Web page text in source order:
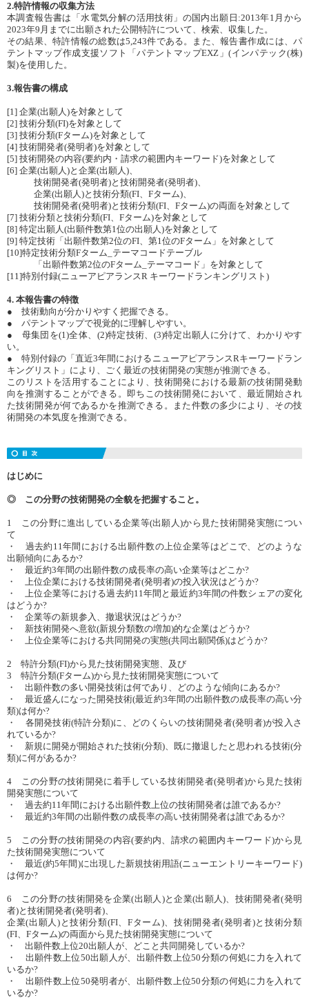
2.特許情報の収集方法
本調査報告書は「水電気分解の活用技術」の国内出願日:2013年1月から
2023年9月までに出願された公開特許について、検索、収集した。
その結果、特許情報の総数は5,243件である。また、報告書作成には、パ
テントマップ作成支援ソフト「パテントマップEXZ」(インパテック(株)
製)を使用した。
3.報告書の構成
[1] 企業(出願人)を対象として
[2] 技術分類(FI)を対象として
[3] 技術分類(Fターム)を対象として
[4] 技術開発者(発明者)を対象として
[5] 技術開発の内容(要約内・請求の範囲内キーワード)を対象として
[6] 企業(出願人)と企業(出願人)、
技術開発者(発明者)と技術開発者(発明者)、
企業(出願人)と技術分類(FI、Fターム)、
技術開発者(発明者)と技術分類(FI、Fターム)の両面を対象として
[7] 技術分類と技術分類(FI、Fターム)を対象として
[8] 特定出願人(出願件数第1位の出願人)を対象として
[9] 特定技術「出願件数第2位のFI、第1位のFターム」を対象として
[10]特定技術分類Fターム_テーマコードテーブル
「出願件数第2位のFターム_テーマコード」を対象として
[11]特別付録(ニューアピアランスR キーワードランキングリスト)
4. 本報告書の特徴
● 技術動向が分かりやすく把握できる。
● パテントマップで視覚的に理解しやすい。
● 母集団を(1)全体、(2)特定技術、(3)特定出願人に分けて、わかりやす
い。
● 特別付録の「直近3年間におけるニューアピアランスRキーワードラン
キングリスト」により、ごく最近の技術開発の実態が推測できる。
このリストを活用することにより、技術開発における最新の技術開発動
向を推測することができる。即ちこの技術開発において、最近開始され
た技術開発が何であるかを推測できる。また件数の多少により、その技
術開発の本気度を推測できる。
はじめに
◎ この分野の技術開発の全貌を把握すること。
1 この分野に進出している企業等(出願人)から見た技術開発実態につい
て
・ 過去約11年間における出願件数の上位企業等はどこで、どのような
出願傾向にあるか?
・ 最近約3年間の出願件数の成長率の高い企業等はどこか?
・ 上位企業における技術開発者(発明者)の投入状況はどうか?
・ 上位企業等における過去約11年間と最近約3年間の件数シェアの変化
はどうか?
・ 企業等の新規参入、撤退状況はどうか?
・ 新技術開発へ意欲(新規分類数の増加)的な企業はどうか?
・ 上位企業等における共同開発の実態(共同出願関係)はどうか?
2 特許分類(FI)から見た技術開発実態、及び
3 特許分類(Fターム)から見た技術開発実態について
・ 出願件数の多い開発技術は何であり、どのような傾向にあるか?
・ 最近盛んになった開発技術(最近約3年間の出願件数の成長率の高い分
類)は何か?
・ 各開発技術(特許分類)に、どのくらいの技術開発者(発明者)が投入さ
れているか?
・ 新規に開発が開始された技術(分類)、既に撤退したと思われる技術(分
類)に何があるか?
4 この分野の技術開発に着手している技術開発者(発明者)から見た技術
開発実態について
・ 過去約11年間における出願件数上位の技術開発者は誰であるか?
・ 最近約3年間の出願件数の成長率の高い技術開発者は誰であるか?
5 この分野の技術開発の内容(要約内、請求の範囲内キーワード)から見
た技術開発実態について
・ 最近(約5年間)に出現した新規技術用語(ニューエントリーキーワード)
は何か?
6 この分野の技術開発を企業(出願人)と企業(出願人)、技術開発者(発明
者)と技術開発者(発明者)、
企業(出願人)と技術分類(FI、Fターム)、技術開発者(発明者)と技術分類
(FI、Fターム)の両面から見た技術開発実態について
・ 出願件数上位20出願人が、どこと共同開発しているか?
・ 出願件数上位50出願人が、出願件数上位50分類の何処に力を入れて
いるか?
・ 出願件数上位50発明者が、出願件数上位50分類の何処に力を入れて
いるか?